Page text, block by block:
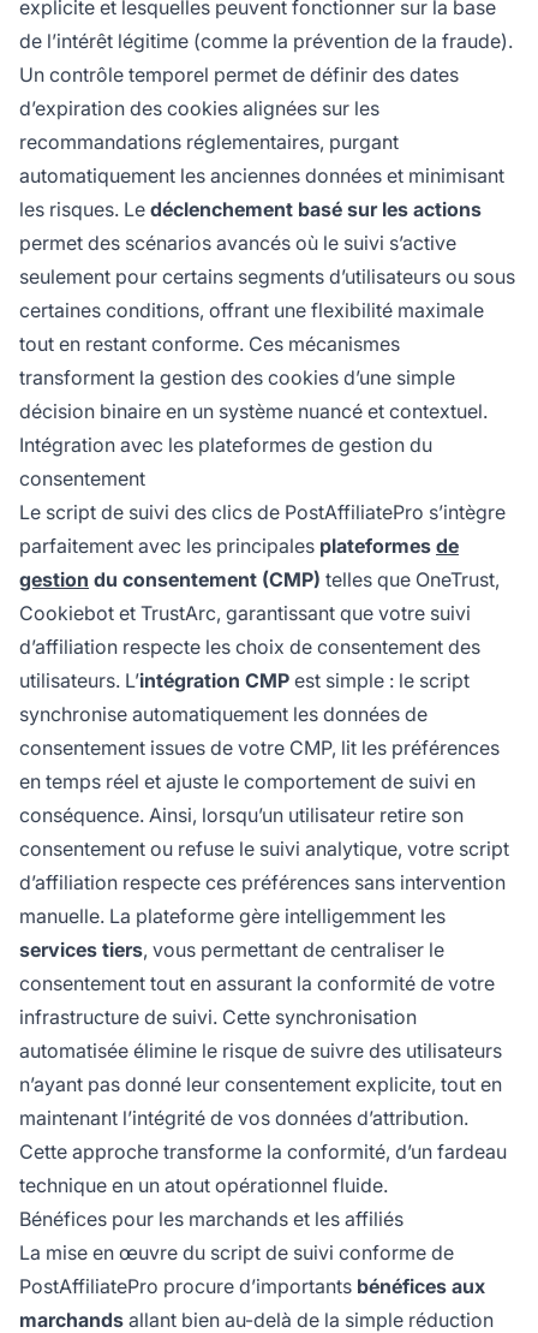
explicite et lesquelles peuvent fonctionner sur la base
de l’intérêt légitime (comme la prévention de la fraude).
Un contrôle temporel permet de définir des dates
d’expiration des cookies alignées sur les
recommandations réglementaires, purgant
automatiquement les anciennes données et minimisant
les risques. Le déclenchement basé sur les actions
permet des scénarios avancés où le suivi s’active
seulement pour certains segments d’utilisateurs ou sous
certaines conditions, offrant une flexibilité maximale
tout en restant conforme. Ces mécanismes
transforment la gestion des cookies d’une simple
décision binaire en un système nuancé et contextuel.
Intégration avec les plateformes de gestion du
consentement
Le script de suivi des clics de PostAffiliatePro s’intègre
parfaitement avec les principales plateformes de
gestion du consentement (CMP) telles que OneTrust,
Cookiebot et TrustArc, garantissant que votre suivi
d’affiliation respecte les choix de consentement des
utilisateurs. L’intégration CMP est simple : le script
synchronise automatiquement les données de
consentement issues de votre CMP, lit les préférences
en temps réel et ajuste le comportement de suivi en
conséquence. Ainsi, lorsqu’un utilisateur retire son
consentement ou refuse le suivi analytique, votre script
d’affiliation respecte ces préférences sans intervention
manuelle. La plateforme gère intelligemment les
services tiers, vous permettant de centraliser le
consentement tout en assurant la conformité de votre
infrastructure de suivi. Cette synchronisation
automatisée élimine le risque de suivre des utilisateurs
n’ayant pas donné leur consentement explicite, tout en
maintenant l’intégrité de vos données d’attribution.
Cette approche transforme la conformité, d’un fardeau
technique en un atout opérationnel fluide.
Bénéfices pour les marchands et les affiliés
La mise en œuvre du script de suivi conforme de
PostAffiliatePro procure d’importants bénéfices aux
marchands allant bien au-delà de la simple réduction